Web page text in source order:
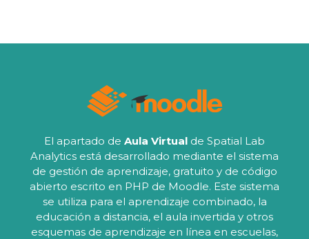
El apartado de Aula Virtual de Spatial Lab
Analytics está desarrollado mediante el sistema
de gestión de aprendizaje, gratuito y de código
abierto escrito en PHP de Moodle. Este sistema
se utiliza para el aprendizaje combinado, la
educación a distancia, el aula invertida y otros
esquemas de aprendizaje en línea en escuelas,